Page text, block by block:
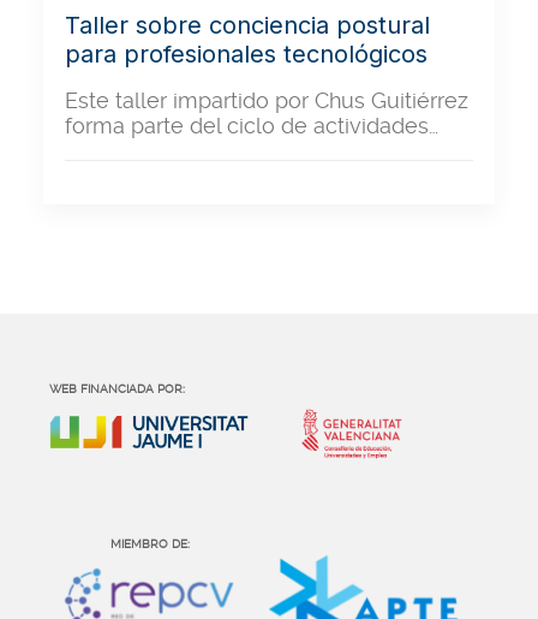
Taller sobre conciencia postural
para profesionales tecnológicos
Este taller impartido por Chus Guitiérrez
forma parte del ciclo de actividades…
WEB FINANCIADA POR:
MIEMBRO DE: